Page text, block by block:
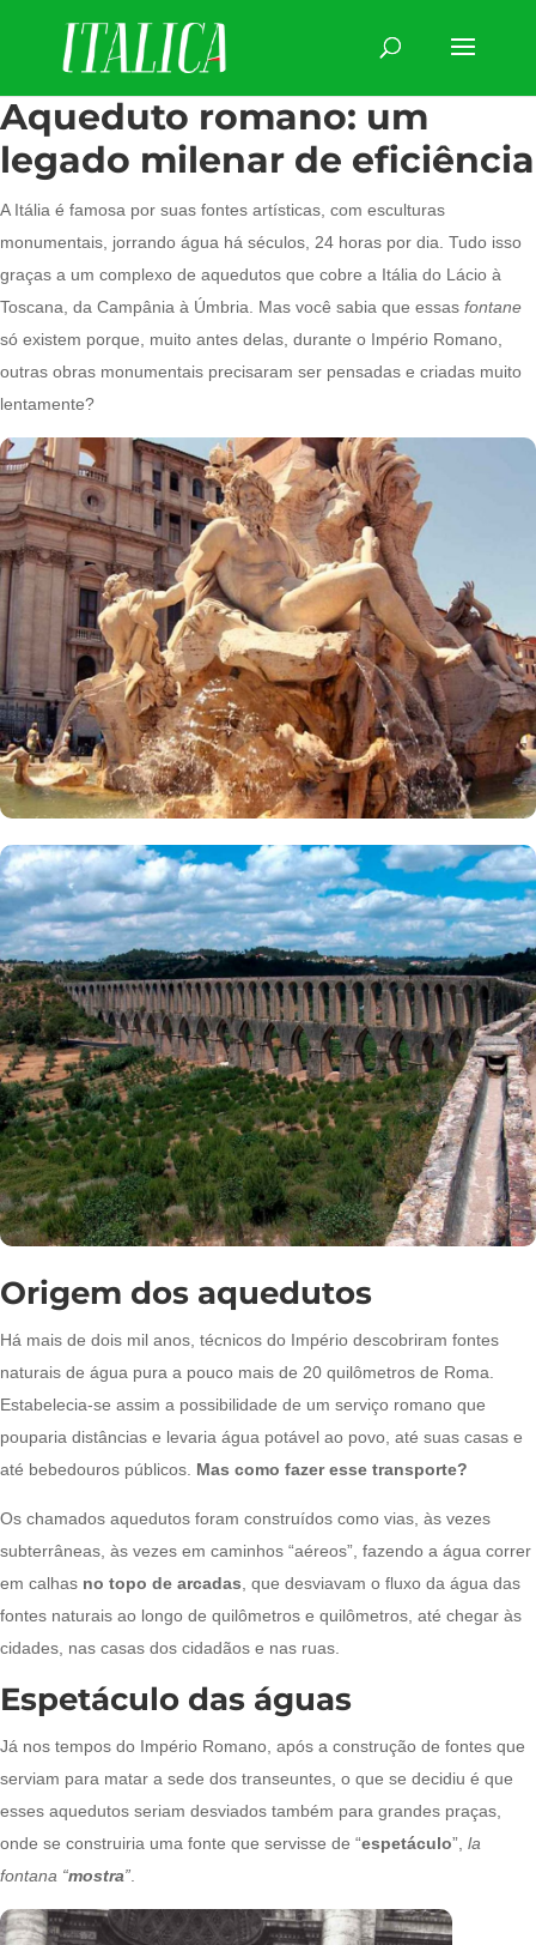
Aqueduto romano: um
legado milenar de eficiência
A Itália é famosa por suas fontes artísticas, com esculturas
monumentais, jorrando água há séculos, 24 horas por dia. Tudo isso
graças a um complexo de aquedutos que cobre a Itália do Lácio à
Toscana, da Campânia à Úmbria. Mas você sabia que essas fontane
só existem porque, muito antes delas, durante o Império Romano,
outras obras monumentais precisaram ser pensadas e criadas muito
lentamente?
Origem dos aquedutos
Há mais de dois mil anos, técnicos do Império descobriram fontes
naturais de água pura a pouco mais de 20 quilômetros de Roma.
Estabelecia-se assim a possibilidade de um serviço romano que
pouparia distâncias e levaria água potável ao povo, até suas casas e
até bebedouros públicos. Mas como fazer esse transporte?
Os chamados aquedutos foram construídos como vias, às vezes
subterrâneas, às vezes em caminhos “aéreos”, fazendo a água correr
em calhas no topo de arcadas , que desviavam o fluxo da água das
fontes naturais ao longo de quilômetros e quilômetros, até chegar às
cidades, nas casas dos cidadãos e nas ruas.
Espetáculo das águas
Já nos tempos do Império Romano, após a construção de fontes que
serviam para matar a sede dos transeuntes, o que se decidiu é que
esses aquedutos seriam desviados também para grandes praças,
onde se construiria uma fonte que servisse de “espetáculo”, la
fontana “mostra”